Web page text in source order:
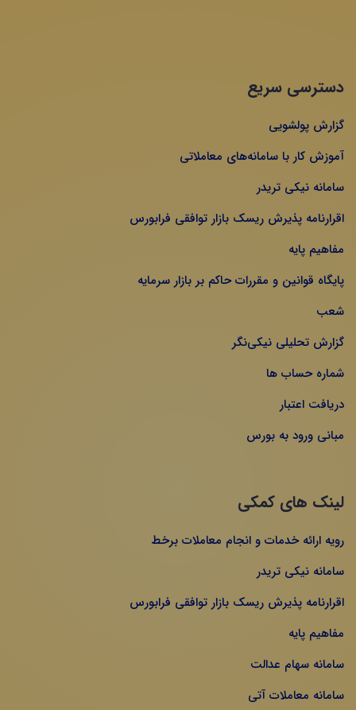
دسترسی سریع
گزارش پولشویی
آموزش کار با سامانه‌های معاملاتی
سامانه نیکی تریدر
اقرارنامه پذیرش ریسک بازار توافقی فرابورس
مفاهیم پایه
پایگاه قوانین و مقررات حاکم بر بازار سرمایه
شعب
گزارش تحلیلی نیکی‌نگر
شماره حساب ها
دریافت اعتبار
مبانی ورود به بورس
لینک های کمکی
رویه ارائه خدمات و انجام معاملات برخط
سامانه نیکی تریدر
اقرارنامه پذیرش ریسک بازار توافقی فرابورس
مفاهیم پایه
سامانه سهام عدالت
سامانه معاملات آتی